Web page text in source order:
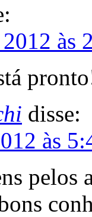
às
disse:
às